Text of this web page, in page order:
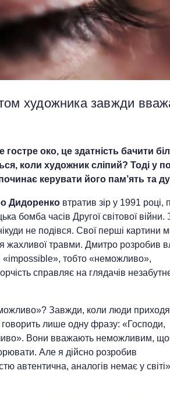
художника завжди
гостре око, це здатність бачити
коли художник сліпий? Тоді у
керувати його пам’ять та
Дидоренко втратив зір у 1991 році,
бомба часів Другої світової війни.
не подівся. Свої перші картини
жахливої травми. Дмитро розробив
«impossible», тобто «неможливо»,
справляє на глядачів
Завжди, коли люди
говорить лише одну фразу: «Господи,
Вони вважають неможливим,
Але я дійсно розробив
автентична, аналогів немає у